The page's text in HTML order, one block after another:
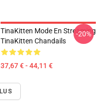
TinaKitten Mode En Streaming
TinaKitten Chandails
37,67 € - 44,11 €
-20%